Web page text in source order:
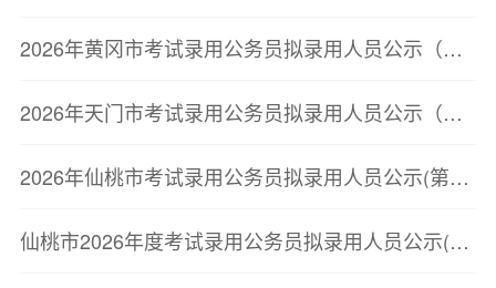
2026年黄冈市考试录用公务员拟录用人员公示（第三批）
2026年天门市考试录用公务员拟录用人员公示（第二批）
2026年仙桃市考试录用公务员拟录用人员公示(第二批)
仙桃市2026年度考试录用公务员拟录用人员公示(第二批)